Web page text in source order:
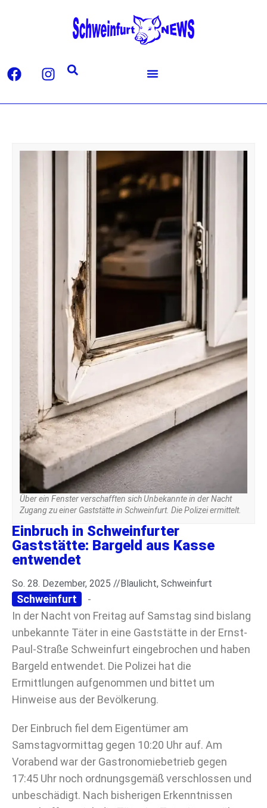
Über ein Fenster verschafften sich Unbekannte in der Nacht
Zugang zu einer Gaststätte in Schweinfurt. Die Polizei ermittelt.
Einbruch in Schweinfurter
Gaststätte: Bargeld aus Kasse
entwendet
So. 28. Dezember, 2025 //Blaulicht, Schweinfurt
Schweinfurt
-
In der Nacht von Freitag auf Samstag sind bislang
unbekannte Täter in eine Gaststätte in der Ernst-
Paul-Straße Schweinfurt eingebrochen und haben
Bargeld entwendet. Die Polizei hat die
Ermittlungen aufgenommen und bittet um
Hinweise aus der Bevölkerung.
Der Einbruch fiel dem Eigentümer am
Samstagvormittag gegen 10:20 Uhr auf. Am
Vorabend war der Gastronomiebetrieb gegen
17:45 Uhr noch ordnungsgemäß verschlossen und
unbeschädigt. Nach bisherigen Erkenntnissen